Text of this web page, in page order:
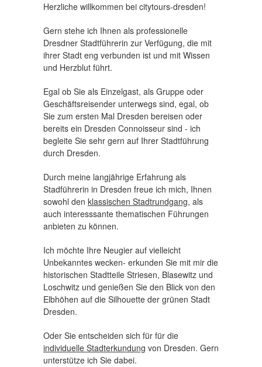
Herzliche willkommen bei citytours-dresden!
Gern stehe ich Ihnen als professionelle
Dresdner Stadtführerin zur Verfügung, die mit
ihrer Stadt eng verbunden ist und mit Wissen
und Herzblut führt.
Egal ob Sie als Einzelgast, als Gruppe oder
Geschäftsreisender unterwegs sind, egal, ob
Sie zum ersten Mal Dresden bereisen oder
bereits ein Dresden Connoisseur sind - ich
begleite Sie sehr gern auf Ihrer Stadtführung
durch Dresden.
Durch meine langjährige Erfahrung als
Stadführerin in Dresden freue ich mich, Ihnen
sowohl den klassischen Stadtrundgang, als
auch interesssante thematischen Führungen
anbieten zu können.
Ich möchte Ihre Neugier auf vielleicht
Unbekanntes wecken- erkunden Sie mit mir die
historischen Stadtteile Striesen, Blasewitz und
Loschwitz und genießen Sie den Blick von den
Elbhöhen auf die Silhouette der grünen Stadt
Dresden.
Oder Sie entscheiden sich für für die
individuelle Stadterkundung von Dresden. Gern
unterstütze ich Sie dabei.